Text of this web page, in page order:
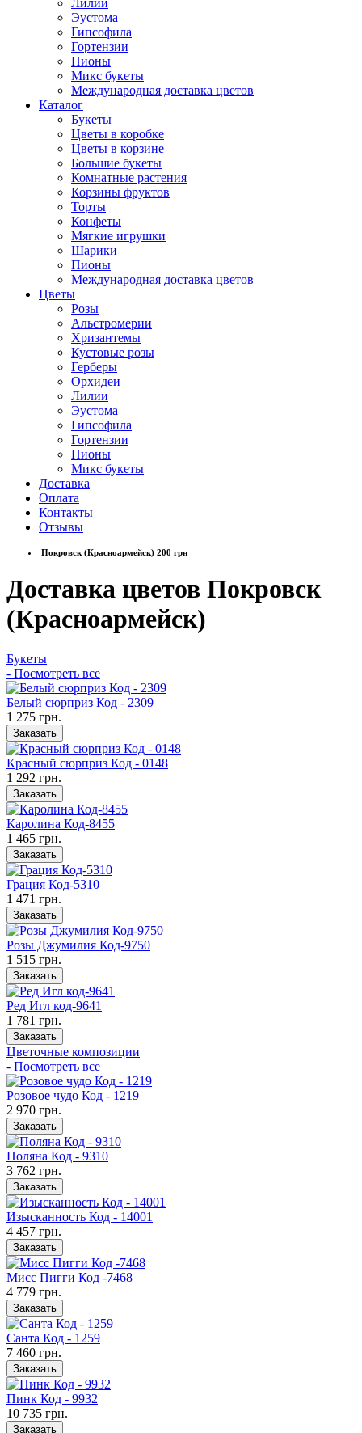
Лилии
Эустома
Гипсофила
Гортензии
Пионы
Микс букеты
Международная доставка цветов
Каталог
Букеты
Цветы в коробке
Цветы в корзине
Большие букеты
Комнатные растения
Корзины фруктов
Торты
Конфеты
Мягкие игрушки
Шарики
Пионы
Международная доставка цветов
Цветы
Розы
Альстромерии
Хризантемы
Кустовые розы
Герберы
Орхидеи
Лилии
Эустома
Гипсофила
Гортензии
Пионы
Микс букеты
Доставка
Оплата
Контакты
Отзывы
Покровск (Красноармейск) 200 грн
Доставка цветов Покровск
(Красноармейск)
Букеты
- Посмотреть все
Белый сюрприз Код - 2309
1 275 грн.
Заказать
Красный сюрприз Код - 0148
1 292 грн.
Заказать
Каролина Код-8455
1 465 грн.
Заказать
Грация Код-5310
1 471 грн.
Заказать
Розы Джумилия Код-9750
1 515 грн.
Заказать
Ред Игл код-9641
1 781 грн.
Заказать
Цветочные композиции
- Посмотреть все
Розовое чудо Код - 1219
2 970 грн.
Заказать
Поляна Код - 9310
3 762 грн.
Заказать
Изысканность Код - 14001
4 457 грн.
Заказать
Мисс Пигги Код -7468
4 779 грн.
Заказать
Санта Код - 1259
7 460 грн.
Заказать
Пинк Код - 9932
10 735 грн.
Заказать